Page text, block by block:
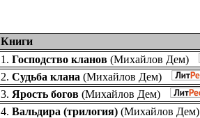
Книги
1. Господство кланов (Михайлов Дем)
2. Судьба клана (Михайлов Дем)
3. Ярость богов (Михайлов Дем)
4. Вальдира (трилогия) (Михайлов Дем)